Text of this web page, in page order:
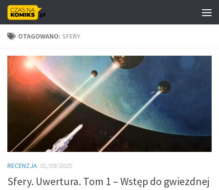
Skip to content
OTAGOWANO: SFERY
RECENZJA 01/09/2025
Sfery. Uwertura. Tom 1 – Wstęp do gwiezdnej